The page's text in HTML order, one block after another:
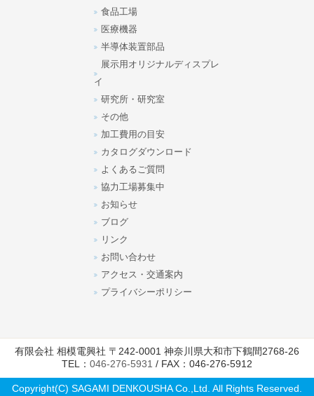
食品工場
医療機器
半導体装置部品
展示用オリジナルディスプレ
イ
研究所・研究室
その他
加工費用の目安
カタログダウンロード
よくあるご質問
協力工場募集中
お知らせ
ブログ
リンク
お問い合わせ
アクセス・交通案内
プライバシーポリシー
有限会社 相模電興社 〒242-0001 神奈川県大和市下鶴間2768-26
TEL： 046-276-5931 / FAX：046-276-5912
Copyright(C) SAGAMI DENKOUSHA Co.,Ltd. All Rights Reserved.